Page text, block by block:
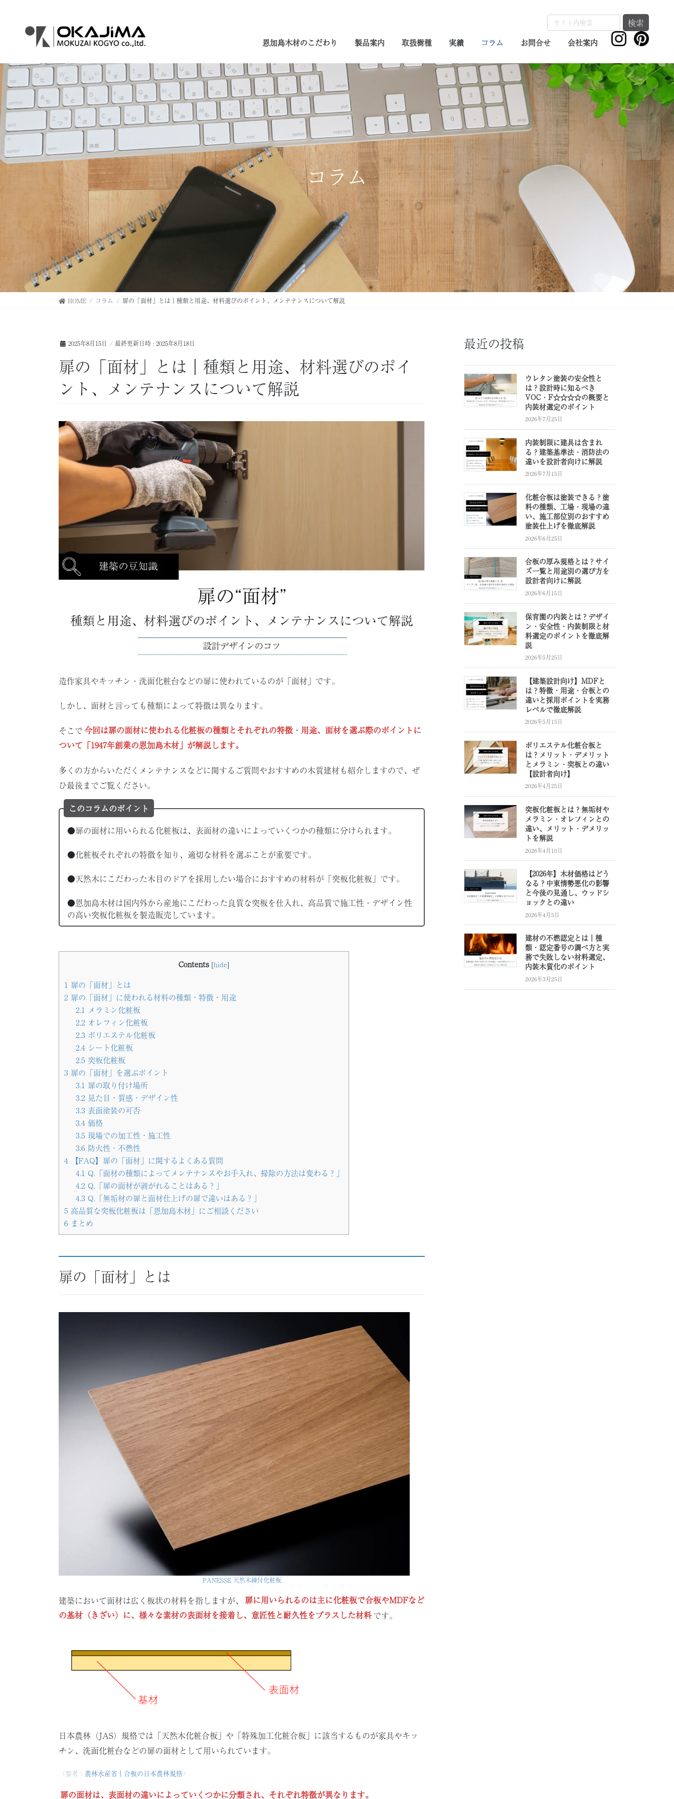
へ
ス
キ
ッ
プ
ョ
ン
に
移
動
恩加島木材のこだわり 製品案内 取扱樹種 実績 コラム お問合せ 会社案内
検索
コラム
HOME コラム 扉の「面材」とは｜種類と用途、材料選びのポイント、メンテナンスについて解説
2025年8月15日 / 最終更新日時 : 2025年8月18日
扉の「面材」とは｜種類と用途、材料選びのポイ
ント、メンテナンスについて解説
造作家具やキッチン・洗面化粧台などの扉に使われているのが「面材」です。
しかし、面材と言っても種類によって特徴は異なります。
そこで今回は扉の面材に使われる化粧板の種類とそれぞれの特徴・用途、面材を選ぶ際のポイントに
ついて「1947年創業の恩加島木材」が解説します。
多くの方からいただくメンテナンスなどに関するご質問やおすすめの木質建材も紹介しますので、ぜ
ひ最後までご覧ください。
このコラムのポイント
●扉の面材に用いられる化粧板は、表面材の違いによっていくつかの種類に分けられます。
●化粧板それぞれの特徴を知り、適切な材料を選ぶことが重要です。
●天然木にこだわった木目のドアを採用したい場合におすすめの材料が「突板化粧板」です。
●恩加島木材は国内外から産地にこだわった良質な突板を仕入れ、高品質で施工性・デザイン性
の高い突板化粧板を製造販売しています。
Contents [hide]
1 扉の「面材」とは
2 扉の「面材」に使われる材料の種類・特徴・用途
2.1 メラミン化粧板
2.2 オレフィン化粧板
2.3 ポリエステル化粧板
2.4シート化粧板
2.5 突板化粧板
3 扉の「面材」を選ぶポイント
3.1 扉の取り付け場所
3.2 見た目・質感・デザイン性
3.3 表面塗装の可否
3.4価格
3.5 現場での加工性・施工性
3.6 防火性・不燃性
4 【FAQ】扉の「面材」に関するよくある質問
4.1 Q.「面材の種類によってメンテナンスやお手入れ、掃除の方法は変わる？」
4.2 Q.「扉の面材が剥がれることはある？」
4.3 Q.「無垢材の扉と面材仕上げの扉で違いはある？」
5 高品質な突板化粧板は「恩加島木材」にご相談ください
6 まとめ
扉の「面材」とは
PANESSE 天然木練付化粧板
建築において面材は広く板状の材料を指しますが、
扉に用いられるのは主に化粧板で合板やMDFなど
の基材（きざい）に、様々な素材の表面材を接着し、意匠性と耐久性をプラスした材料です。
日本農林（JAS）規格では「天然木化粧合板」や「特殊加工化粧合板」に該当するものが家具やキッ
チン、洗面化粧台などの扉の面材として用いられています。
（参考： 農林水産省｜合板の日本農林規格）
扉の面材は、表面材の違いによっていくつかに分類され、それぞれ特徴が異なります。
最近の投稿
ウレタン塗装の安全性と
は？設計時に知るべき
VOC・F☆☆☆☆の概要と
内装材選定のポイント
2026年7月25日
内装制限に建具は含まれ
る？建築基準法・消防法の
違いを設計者向けに解説
2026年7月15日
化粧合板は塗装できる？塗
料の種類、工場・現場の違
い、施工部位別のおすすめ
塗装仕上げを徹底解説
2026年6月25日
合板の厚み規格とは？サイ
ズ一覧と用途別の選び方を
設計者向けに解説
2026年6月15日
保育園の内装とは？デザイ
ン・安全性・内装制限と材
料選定のポイントを徹底解
説
2026年5月25日
【建築設計向け】MDFと
は？特徴・用途・合板との
違いと採用ポイントを実務
レベルで徹底解説
2026年5月15日
ポリエステル化粧合板と
は？メリット・デメリット
とメラミン・突板との違い
【設計者向け】
2026年4月25日
突板化粧板とは？無垢材や
メラミン・オレフィンとの
違い、メリット・デメリッ
トを解説
2026年4月10日
【2026年】木材価格はどう
なる？中東情勢悪化の影響
と今後の見通し、ウッドシ
ョックとの違い
2026年4月5日
建材の不燃認定とは｜種
類・認定番号の調べ方と実
務で失敗しない材料選定、
内装木質化のポイント
2026年3月25日